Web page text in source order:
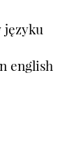
języku
english